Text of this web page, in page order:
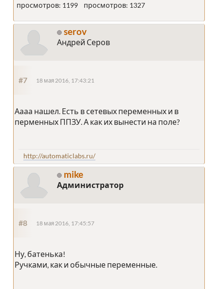
просмотров: 1199
просмотров: 1327
serov
Андрей Серов
#7 18 мая 2016, 17:43:21
Аааа нашел. Есть в сетевых переменных и в
перменных ППЗУ. А как их вынести на поле?
http://automaticlabs.ru/
mike
Администратор
#8 18 мая 2016, 17:45:57
Ну, батенька!
Ручками, как и обычные переменные.